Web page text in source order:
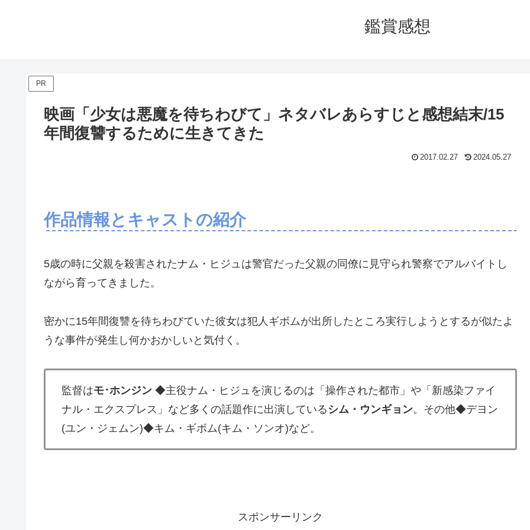
鑑賞感想
PR
映画「少女は悪魔を待ちわびて」ネタバレあらすじと感想結末/15
年間復讐するために生きてきた
2017.02.27 2024.05.27
作品情報とキャストの紹介
5歳の時に父親を殺害されたナム・ヒジュは警官だった父親の同僚に見守られ警察でアルバイトし
ながら育ってきました。
密かに15年間復讐を待ちわびていた彼女は犯人ギボムが出所したところ実行しようとするが似たよ
うな事件が発生し何かおかしいと気付く。
監督はモ･ホンジン ◆主役ナム・ヒジュを演じるのは「操作された都市」や「新感染ファイ
ナル・エクスプレス」など多くの話題作に出演している シム・ウンギョン。その他◆デヨン
(ユン・ジェムン)◆キム・ギボム(キム・ソンオ)など。
スポンサーリンク